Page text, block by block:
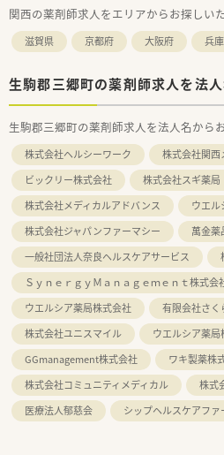
関西の薬剤師求人をエリアからお探しい
滋賀県 京都府 大阪府 兵
生駒郡三郷町の薬剤師求人を法
生駒郡三郷町の薬剤師求人を法人名から
株式会社ヘルシーワーク 株式会社関西
ビックリー株式会社
株式会社スギ薬局
株式会社メディカルアドバンス
ウエル
株式会社ジャパンファーマシー
萬金薬
一般社団法人奈良ヘルスケアサービス
ＳｙｎｅｒｇｙＭａｎａｇｅｍｅｎｔ株式会
ウエルシア薬局株式会社
有限会社さく
株式会社ユニスマイル
ウエルシア薬局
GGmanagement株式会社
ワキ製薬株
株式会社コミュニティメディカル
株式
医療法人郁慈会
シップヘルスケアフ